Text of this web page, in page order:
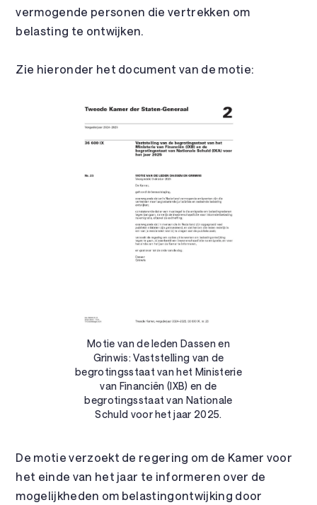
vermogende personen die vertrekken om
belasting te ontwijken.
Zie hieronder het document van de motie:
Motie van de leden Dassen en
Grinwis: Vaststelling van de
begrotingsstaat van het Ministerie
van Financiën (IXB) en de
begrotingsstaat van Nationale
Schuld voor het jaar 2025.
De motie verzoekt de regering om de Kamer voor
het einde van het jaar te informeren over de
mogelijkheden om belastingontwijking door